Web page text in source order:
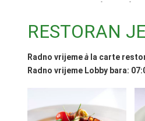
RESTORAN
Radno vrijemeàla carte
Radno vrijeme Lobby bara: